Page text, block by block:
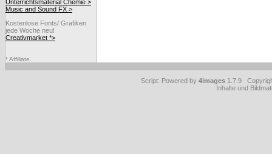
Unterrichtsmaterial Chemie >
Music and Sound FX >
Kostenlose Fonts/ Grafiken
jede Woche neu!
Creativmarket *>
* Affiliate.
Script: Powered by 4images 1.7.9
Inhalte und